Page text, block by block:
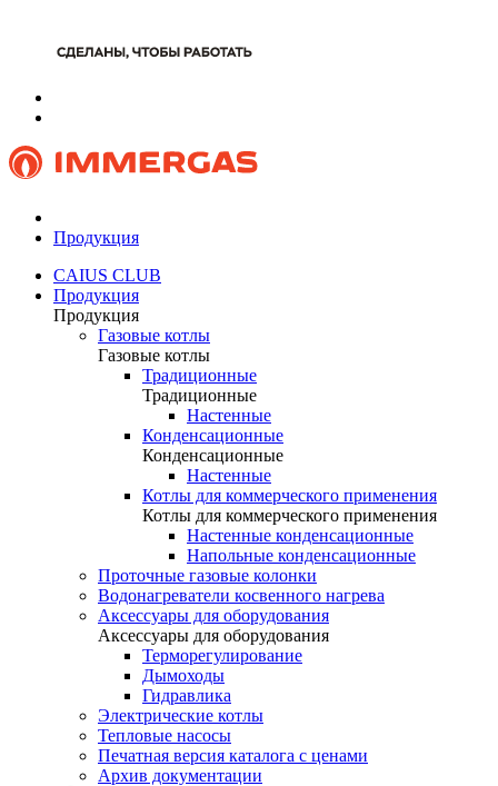
Продукция
CAIUS CLUB
Продукция
Продукция
Газовые котлы
Газовые котлы
Традиционные
Традиционные
Настенные
Конденсационные
Конденсационные
Настенные
Котлы для коммерческого применения
Котлы для коммерческого применения
Настенные конденсационные
Напольные конденсационные
Проточные газовые колонки
Водонагреватели косвенного нагрева
Аксессуары для оборудования
Аксессуары для оборудования
Терморегулирование
Дымоходы
Гидравлика
Электрические котлы
Тепловые насосы
Печатная версия каталога с ценами
Архив документации